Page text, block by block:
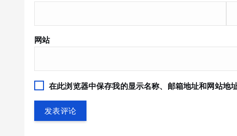
网站
在此浏览器中保存我的显示名称、邮箱地址和网站地